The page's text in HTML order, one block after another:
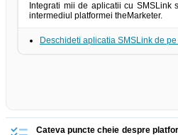
Integrati mii de aplicatii cu SMSLink
intermediul platformei theMarketer.
Deschideti aplicatia SMSLink de
Cateva puncte cheie despre